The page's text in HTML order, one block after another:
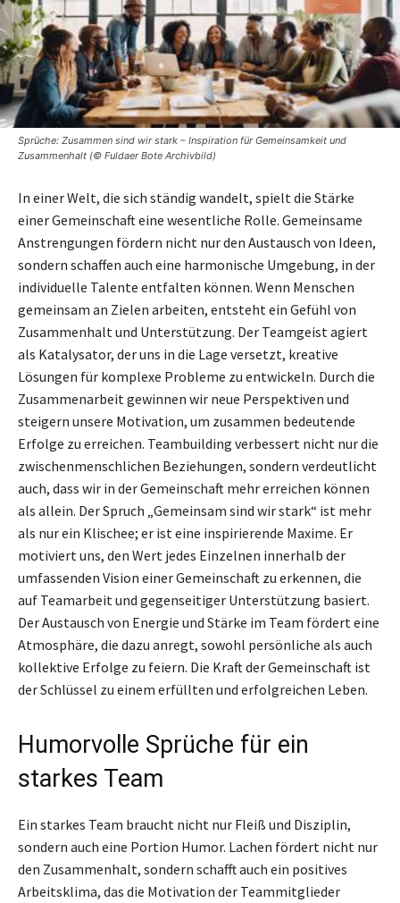
Sprüche: Zusammen sind wir stark – Inspiration für Gemeinsamkeit und
Zusammenhalt (© Fuldaer Bote Archivbild)
In einer Welt, die sich ständig wandelt, spielt die Stärke
einer Gemeinschaft eine wesentliche Rolle. Gemeinsame
Anstrengungen fördern nicht nur den Austausch von Ideen,
sondern schaffen auch eine harmonische Umgebung, in der
individuelle Talente entfalten können. Wenn Menschen
gemeinsam an Zielen arbeiten, entsteht ein Gefühl von
Zusammenhalt und Unterstützung. Der Teamgeist agiert
als Katalysator, der uns in die Lage versetzt, kreative
Lösungen für komplexe Probleme zu entwickeln. Durch die
Zusammenarbeit gewinnen wir neue Perspektiven und
steigern unsere Motivation, um zusammen bedeutende
Erfolge zu erreichen. Teambuilding verbessert nicht nur die
zwischenmenschlichen Beziehungen, sondern verdeutlicht
auch, dass wir in der Gemeinschaft mehr erreichen können
als allein. Der Spruch „Gemeinsam sind wir stark“ ist mehr
als nur ein Klischee; er ist eine inspirierende Maxime. Er
motiviert uns, den Wert jedes Einzelnen innerhalb der
umfassenden Vision einer Gemeinschaft zu erkennen, die
auf Teamarbeit und gegenseitiger Unterstützung basiert.
Der Austausch von Energie und Stärke im Team fördert eine
Atmosphäre, die dazu anregt, sowohl persönliche als auch
kollektive Erfolge zu feiern. Die Kraft der Gemeinschaft ist
der Schlüssel zu einem erfüllten und erfolgreichen Leben.
Humorvolle Sprüche für ein
starkes Team
Ein starkes Team braucht nicht nur Fleiß und Disziplin,
sondern auch eine Portion Humor. Lachen fördert nicht nur
den Zusammenhalt, sondern schafft auch ein positives
Arbeitsklima, das die Motivation der Teammitglieder